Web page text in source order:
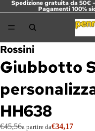
Spedizione gratuita da 50€
Pagamenti 100%
Rossini
Giubbotto
HH638
€45,56a partire da€34,17